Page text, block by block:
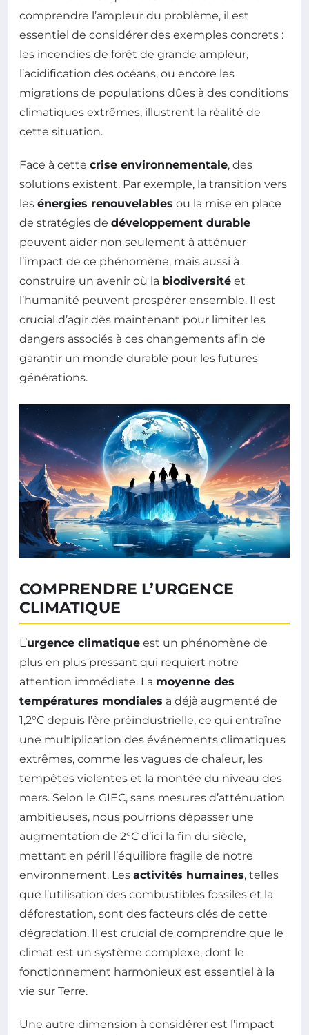
comprendre l’ampleur du problème, il est
essentiel de considérer des exemples concrets :
les incendies de forêt de grande ampleur,
l’acidification des océans, ou encore les
migrations de populations dûes à des conditions
climatiques extrêmes, illustrent la réalité de
cette situation.
Face à cette crise environnementale, des
solutions existent. Par exemple, la transition vers
les énergies renouvelables ou la mise en place
de stratégies de développement durable
peuvent aider non seulement à atténuer
l’impact de ce phénomène, mais aussi à
construire un avenir où la biodiversité et
l’humanité peuvent prospérer ensemble. Il est
crucial d’agir dès maintenant pour limiter les
dangers associés à ces changements afin de
garantir un monde durable pour les futures
générations.
COMPRENDRE L’URGENCE
CLIMATIQUE
L’urgence climatique est un phénomène de
plus en plus pressant qui requiert notre
attention immédiate. La moyenne des
températures mondiales a déjà augmenté de
1,2°C depuis l’ère préindustrielle, ce qui entraîne
une multiplication des événements climatiques
extrêmes, comme les vagues de chaleur, les
tempêtes violentes et la montée du niveau des
mers. Selon le GIEC, sans mesures d’atténuation
ambitieuses, nous pourrions dépasser une
augmentation de 2°C d’ici la fin du siècle,
mettant en péril l’équilibre fragile de notre
environnement. Les activités humaines, telles
que l’utilisation des combustibles fossiles et la
déforestation, sont des facteurs clés de cette
dégradation. Il est crucial de comprendre que le
climat est un système complexe, dont le
fonctionnement harmonieux est essentiel à la
vie sur Terre.
Une autre dimension à considérer est l’impact